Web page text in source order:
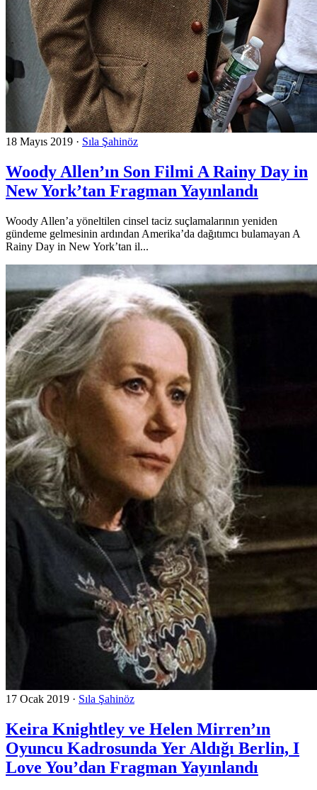
18 Mayıs 2019 · Sıla Şahinöz
Woody Allen’ın Son Filmi A Rainy Day in
New York’tan Fragman Yayınlandı
Woody Allen’a yöneltilen cinsel taciz suçlamalarının yeniden
gündeme gelmesinin ardından Amerika’da dağıtımcı bulamayan A
Rainy Day in New York’tan il...
17 Ocak 2019 · Sıla Şahinöz
Keira Knightley ve Helen Mirren’ın
Oyuncu Kadrosunda Yer Aldığı Berlin, I
Love You’dan Fragman Yayınlandı